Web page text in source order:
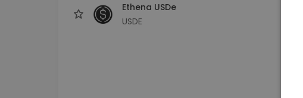
Ethena USDe
USDE